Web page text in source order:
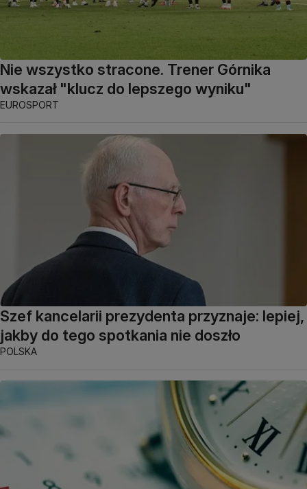
Nie wszystko stracone. Trener Górnika
wskazał "klucz do lepszego wyniku"
EUROSPORT
Szef kancelarii prezydenta przyznaje: lepiej,
jakby do tego spotkania nie doszło
POLSKA